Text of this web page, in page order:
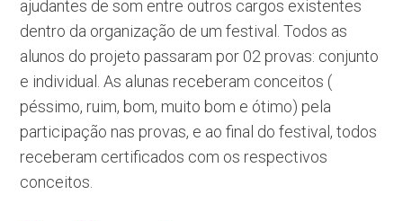
ajudantes de som entre outros cargos existentes
dentro da organização de um festival. Todos as
alunos do projeto passaram por 02 provas: conjunto
e individual. As alunas receberam conceitos (
péssimo, ruim, bom, muito bom e ótimo) pela
participação nas provas, e ao final do festival, todos
receberam certificados com os respectivos
conceitos.